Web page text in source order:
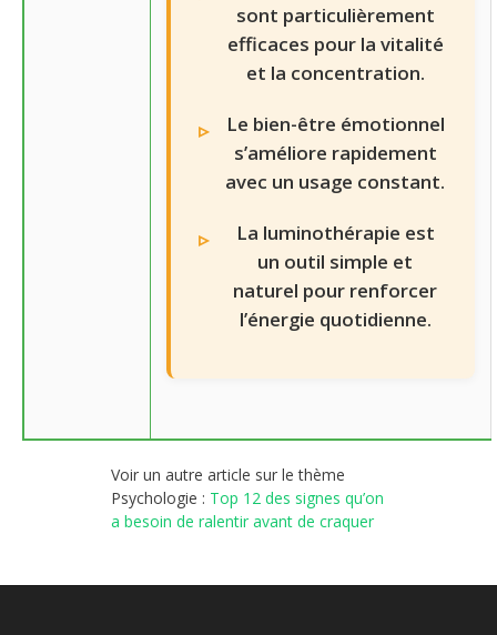
sont particulièrement
efficaces pour la vitalité
et la concentration.
Le bien-être émotionnel
s’améliore rapidement
avec un usage constant.
La luminothérapie est
un outil simple et
naturel pour renforcer
l’énergie quotidienne.
Voir un autre article sur le thème
Psychologie : Top 12 des signes qu’on
a besoin de ralentir avant de craquer